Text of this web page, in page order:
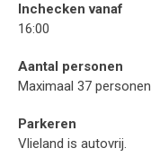
Inchecken vanaf
16:00
Aantal personen
Maximaal 37 personen
Parkeren
Vlieland is autovrij.